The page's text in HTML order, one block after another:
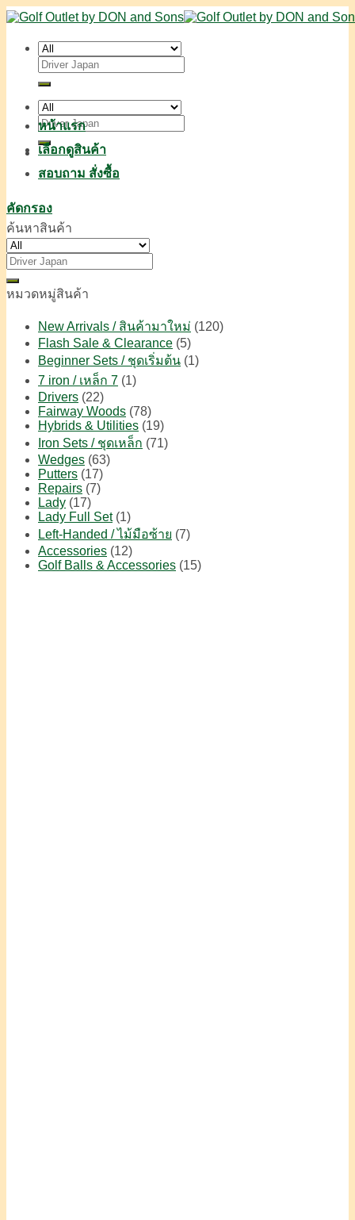
Skip
to
content
ค้นหา:
ค้นหา:
หน้าแรก
เลือกดูสินค้า
สอบถาม สั่งซื้อ
คัดกรอง
ค้นหาสินค้า
ค้นหา:
หมวดหมู่สินค้า
New Arrivals / สินค้ามาใหม่ (120)
Flash Sale & Clearance (5)
Beginner Sets / ชุดเริ่มต้น (1)
7 iron / เหล็ก 7 (1)
Drivers (22)
Fairway Woods (78)
Hybrids & Utilities (19)
Iron Sets / ชุดเหล็ก (71)
Wedges (63)
Putters (17)
Repairs (7)
Lady (17)
Lady Full Set (1)
Left-Handed / ไม้มือซ้าย (7)
Accessories (12)
Golf Balls & Accessories (15)